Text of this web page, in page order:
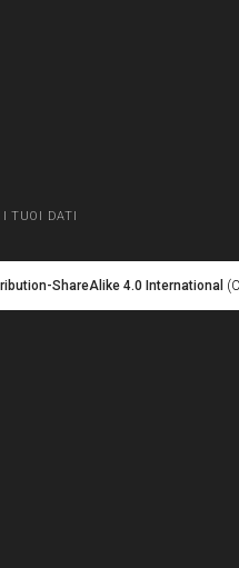
I TUOI DATI
ShareAlike 4.0 International